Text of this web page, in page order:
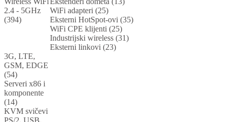
2.4 - 5GHz
(394)
WiFi adapteri (25)
Eksterni HotSpot-ovi (35)
WiFi CPE klijenti (25)
Industrijski wireless (31)
Eksterni linkovi (23)
3G, LTE,
GSM, EDGE
(54)
Serveri x86 i
komponente
(14)
KVM svičevi